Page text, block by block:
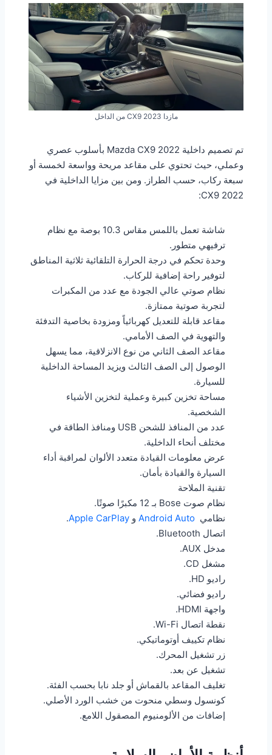
مازدا CX9 2023 من الداخل
تم تصميم داخلية Mazda CX9 2022 بأسلوب عصري
وعملي، حيث تحتوي على مقاعد مريحة وواسعة لخمسة أو
سبعة ركاب، حسب الطراز. ومن بين مزايا الداخلية في
CX9 2022:
شاشة تعمل باللمس مقاس 10.3 بوصة مع نظام
ترفيهي متطور.
وحدة تحكم في درجة الحرارة التلقائية ثلاثية المناطق
لتوفير راحة إضافية للركاب.
نظام صوتي عالي الجودة مع عدد من المكبرات
لتجربة صوتية ممتازة.
مقاعد قابلة للتعديل كهربائياً ومزودة بخاصية التدفئة
والتهوية في الصف الأمامي.
مقاعد الصف الثاني من نوع الانزلاقية، مما يسهل
الوصول إلى الصف الثالث ويزيد المساحة الداخلية
للسيارة.
مساحة تخزين كبيرة وعملية لتخزين الأشياء
الشخصية.
عدد من المنافذ للشحن USB ومنافذ الطاقة في
مختلف أنحاء الداخلية.
عرض معلومات القيادة متعدد الألوان لمراقبة أداء
السيارة والقيادة بأمان.
تقنية الملاحة
نظام صوت Bose بـ 12 مكبرًا صوتًا.
نظامي Android Auto و Apple CarPlay
.
اتصال Bluetooth.
مدخل AUX.
مشغل CD.
راديو HD.
راديو فضائي.
واجهة HDMI.
نقطة اتصال Wi-Fi.
نظام تكييف أوتوماتيكي.
زر تشغيل المحرك.
تشغيل عن بعد.
تغليف المقاعد بالقماش أو جلد نابا بحسب الفئة.
كونسول وسطي منحوت من خشب الورد الأصلي.
إضافات من الألومنيوم المصقول اللامع.